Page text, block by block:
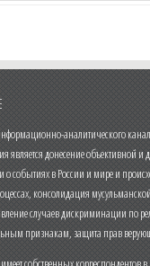
аналитического
является донесение объективной и
событиях в России и мире и
консолидация
случаев дискриминации по
признакам, защита прав